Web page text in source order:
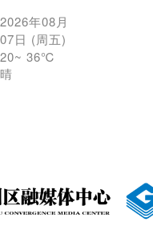
2026年08月
07日 (周五)
20~ 36℃
晴